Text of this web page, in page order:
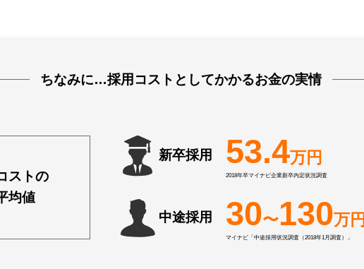
ちなみに…採用コストとしてかかるお金の実情
ストの
均値
新卒採用 53.4万円
2018年卒マイナビ企業新卒内定状況調査
中途採用 30〜130万円
マイナビ「中途採用状況調査（2018年1月調査）」